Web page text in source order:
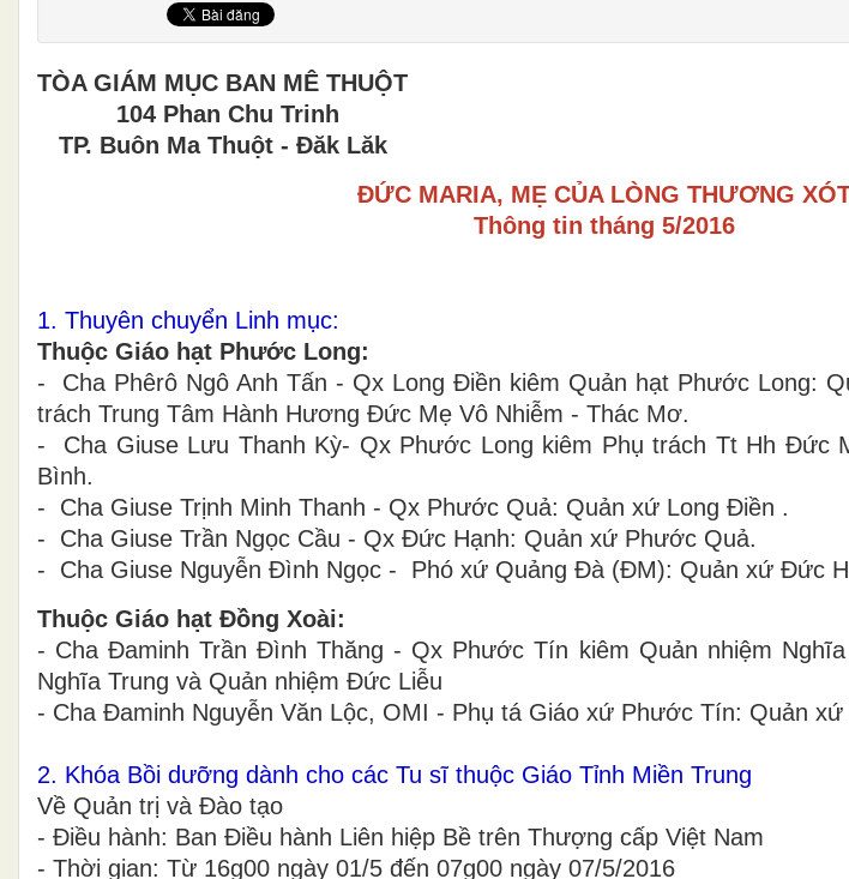
TÒA GIÁM MỤC BAN MÊ THUỘT
104 Phan Chu Trinh
TP. Buôn Ma Thuột - Đăk Lăk
ĐỨC MARIA, MẸ CỦA LÒNG THƯƠNG
Thông tin tháng 5/2016
1. Thuyên chuyển Linh mục:
Thuộc Giáo hạt Phước Long:
- Cha Phêrô Ngô Anh Tấn - Qx Long Điền kiêm Quản hạt Phước Long:
trách Trung Tâm Hành Hương Đức Mẹ Vô Nhiễm - Thác Mơ.
- Cha Giuse Lưu Thanh Kỳ- Qx Phước Long kiêm Phụ trách Tt Hh Đức
Bình.
- Cha Giuse Trịnh Minh Thanh - Qx Phước Quả: Quản xứ Long Điền .
- Cha Giuse Trần Ngọc Cầu - Qx Đức Hạnh: Quản xứ Phước Quả.
- Cha Giuse Nguyễn Đình Ngọc - Phó xứ Quảng Đà (ĐM): Quản xứ Đức
Thuộc Giáo hạt Đồng Xoài:
- Cha Đaminh Trần Đình Thăng - Qx Phước Tín kiêm Quản nhiệm
Nghĩa Trung và Quản nhiệm Đức Liễu
- Cha Đaminh Nguyễn Văn Lộc, OMI - Phụ tá Giáo xứ Phước Tín: Quản
2. Khóa Bồi dưỡng dành cho các Tu sĩ thuộc Giáo Tỉnh Miền Trung
Về Quản trị và Đào tạo
- Điều hành: Ban Điều hành Liên hiệp Bề trên Thượng cấp Việt Nam
- Thời gian: Từ 16g00 ngày 01/5 đến 07g00 ngày 07/5/2016